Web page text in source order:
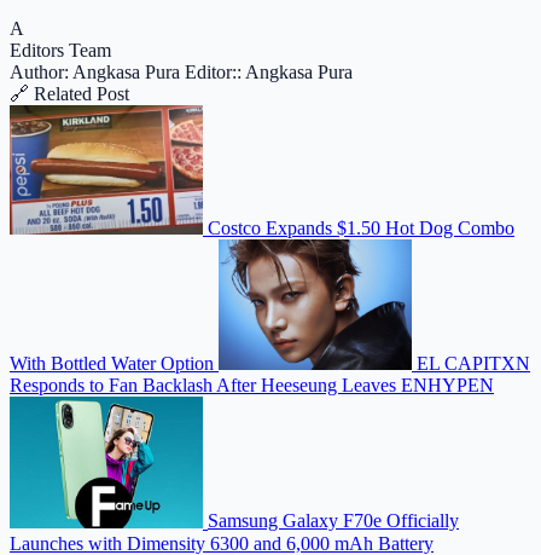
A
Editors Team
Author: Angkasa Pura Editor:: Angkasa Pura
🔗 Related Post
Costco Expands $1.50 Hot Dog Combo
With Bottled Water Option
EL CAPITXN
Responds to Fan Backlash After Heeseung Leaves ENHYPEN
Samsung Galaxy F70e Officially
Launches with Dimensity 6300 and 6,000 mAh Battery